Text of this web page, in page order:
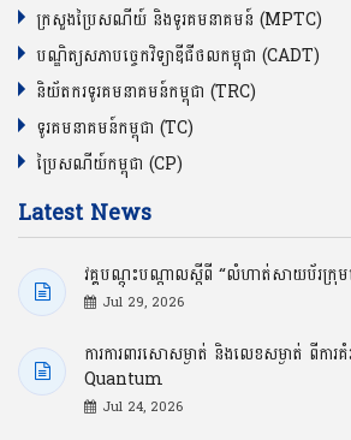
ក្រសួងប្រៃសណីយ៍ និងទូរគមនាគមន៍ (MPTC)
បណ្ឌិត្យសភាបច្ចេកវិទ្យាឌីជីថលកម្ពុជា (CADT)
និយ័តករទូរគមនាគមន៍កម្ពុជា (TRC)
ទូរគមនាគមន៍កម្ពុជា (TC)
ប្រៃសណីយ៍កម្ពុជា (CP)
Latest News
វគ្គបណ្ដុះបណ្ដាលស្ដីពី “លំហាត់សាយប័រក្រុម
Jul 29, 2026
ការការពារសោសម្ងាត់ និងលេខសម្ងាត់ ពីការ
Quantum
Jul 24, 2026